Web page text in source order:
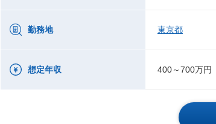
勤務地 東京都
想定年収 400～700万円